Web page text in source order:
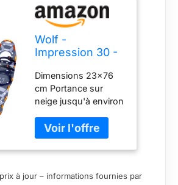
Wolf -
Impression 30 -
Raquette à
Neige -,
23x76cm -
Jusqu`à 120kg
Dimensions 23x76
cm Portance sur
neige jusqu'à environ
longueur de
chaussures d'environ
24-35 cm Environ
à hypothénars:
à jour – informations fournies par